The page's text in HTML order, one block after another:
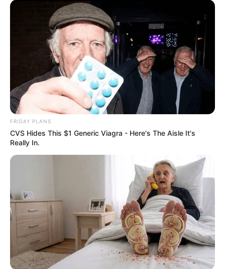
FRIDAY PLANS
CVS Hides This $1 Generic Viagra - Here's The Aisle It's
Really In.